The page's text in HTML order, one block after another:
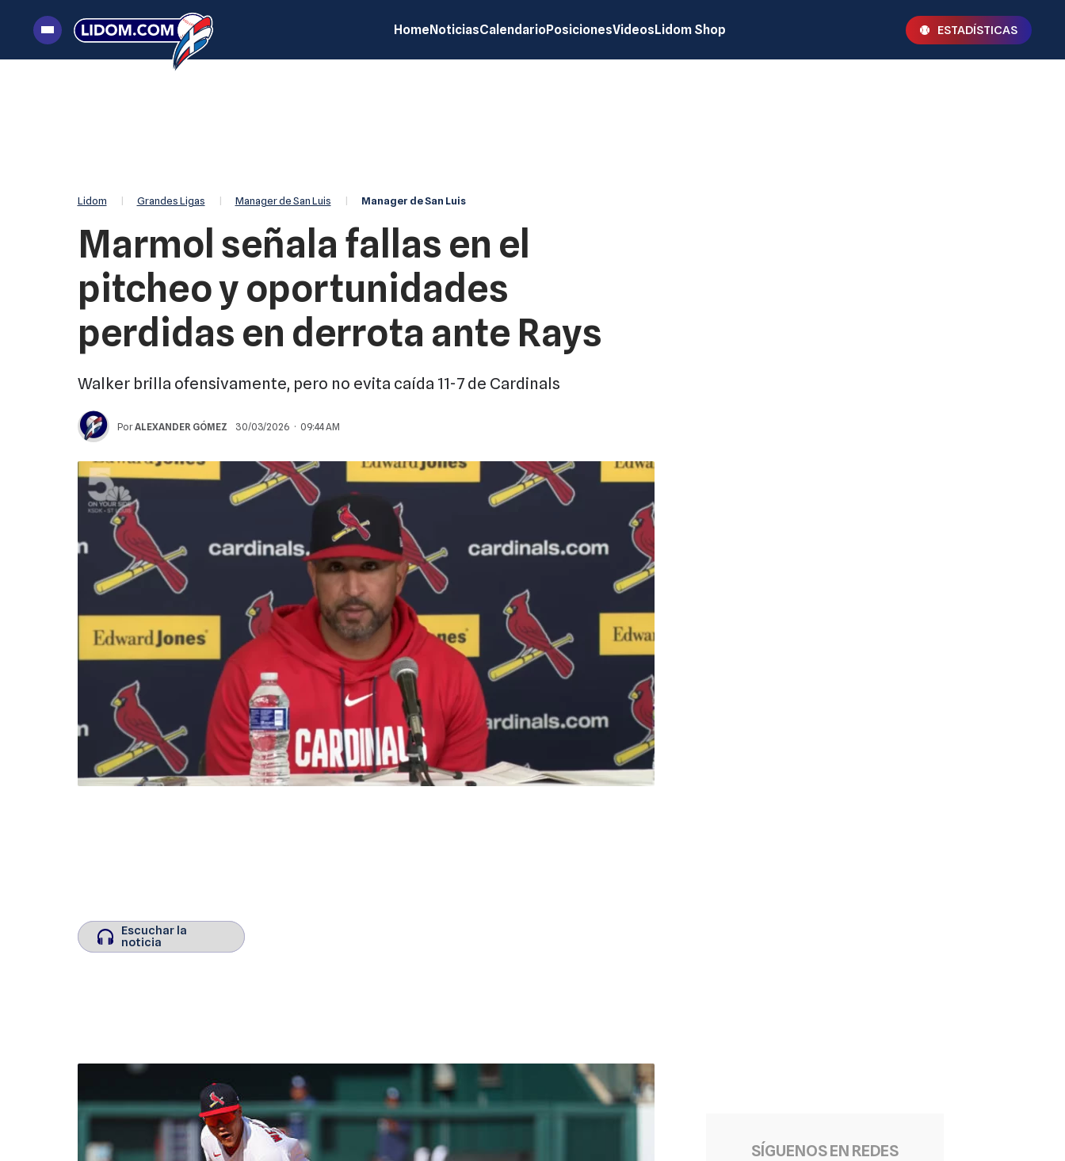
HomeNoticiasCalendarioPosicionesVideosLidom Shop ESTADÍSTICAS
Lidom | Grandes Ligas | Manager de San Luis | Manager de San Luis
Marmol señala fallas en el
pitcheo y oportunidades
perdidas en derrota ante Rays
Walker brilla ofensivamente, pero no evita caída 11-7 de Cardinals
PorALEXANDER GÓMEZ 30/03/2026 · 09:44 AM
Escuchar la
noticia
Escuchar la
noticia
SÍGUENOS EN REDES